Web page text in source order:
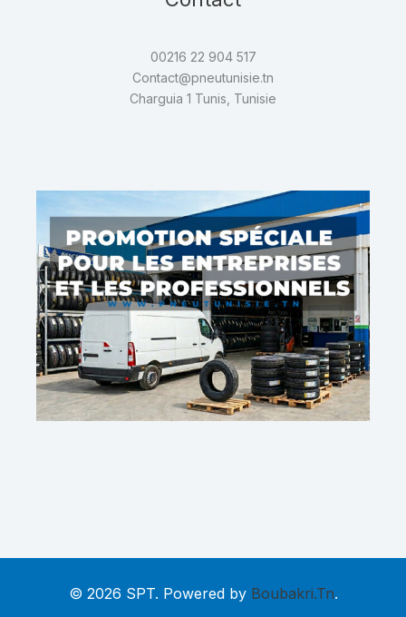
00216 22 904 517
Contact@pneutunisie.tn
Charguia 1 Tunis, Tunisie
© 2026 SPT. Powered by Boubakri.Tn.